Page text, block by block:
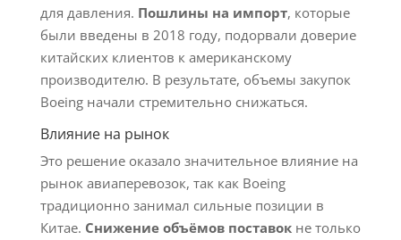
для давления. Пошлины на импорт, которые
были введены в 2018 году, подорвали доверие
китайских клиентов к американскому
производителю. В результате, объемы закупок
Boeing начали стремительно снижаться.
Влияние на рынок
Это решение оказало значительное влияние на
рынок авиаперевозок, так как Boeing
традиционно занимал сильные позиции в
Китае. Снижение объёмов поставокне только